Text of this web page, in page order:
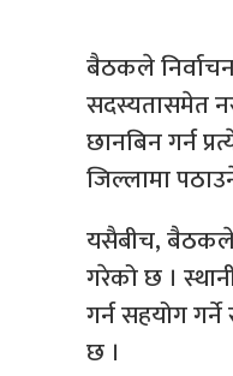
बैठकले
सदस्यतासमेत
छानबिन गर्न
जिल्लामा
यसैबीच, बैठकले
गरेको छ ।
गर्न सहयोग
छ ।